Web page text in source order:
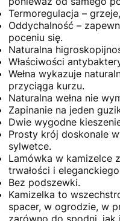
Termoregulacja –
Oddychalność –
poceniu się.
Naturalna
Właściwości
Wełna wykazuje
przyciąga kurzu.
Naturalna wełna nie
Zapinanie na jeden
Dwie wygodne
Prosty krój doskonale
sylwetce.
Lamówka w kamizelce
trwałości i
Bez podszewki.
Kamizelka to
spacer, w ogrodzie, w